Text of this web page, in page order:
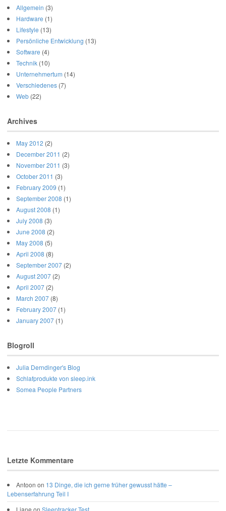
Allgemein (3)
Hardware (1)
Lifestyle (13)
Persönliche Entwicklung (13)
Software (4)
Technik (10)
Unternehmertum (14)
Verschiedenes (7)
Web (22)
Archives
May 2012 (2)
December 2011 (2)
November 2011 (3)
October 2011 (3)
February 2009 (1)
September 2008 (1)
August 2008 (1)
July 2008 (3)
June 2008 (2)
May 2008 (5)
April 2008 (8)
September 2007 (2)
August 2007 (2)
April 2007 (2)
March 2007 (8)
February 2007 (1)
January 2007 (1)
Blogroll
Julia Derndinger's Blog
Schlafprodukte von sleep.ink
Somea People Partners
Letzte Kommentare
Antoon on 13 Dinge, die ich gerne früher gewusst hätte –
Lebenserfahrung Teil I
Liane on Sleeptracker Test